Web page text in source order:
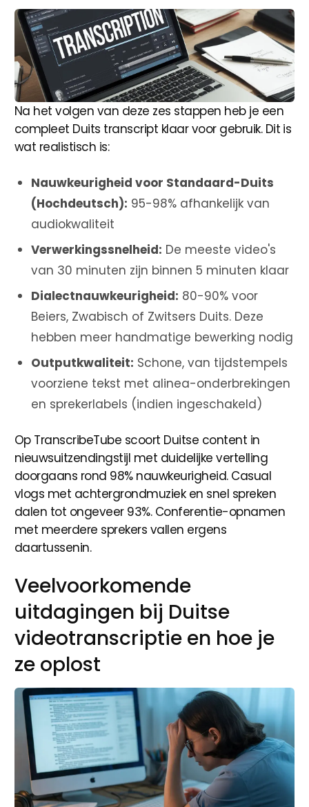
Na het volgen van deze zes stappen heb je een
compleet Duits transcript klaar voor gebruik. Dit is
wat realistisch is:
Nauwkeurigheid voor Standaard-Duits
(Hochdeutsch): 95-98% afhankelijk van
audiokwaliteit
Verwerkingssnelheid: De meeste video's
van 30 minuten zijn binnen 5 minuten klaar
Dialectnauwkeurigheid: 80-90% voor
Beiers, Zwabisch of Zwitsers Duits. Deze
hebben meer handmatige bewerking nodig
Outputkwaliteit: Schone, van tijdstempels
voorziene tekst met alinea-onderbrekingen
en sprekerlabels (indien ingeschakeld)
Op TranscribeTube scoort Duitse content in
nieuwsuitzendingstijl met duidelijke vertelling
doorgaans rond 98% nauwkeurigheid. Casual
vlogs met achtergrondmuziek en snel spreken
dalen tot ongeveer 93%. Conferentie-opnamen
met meerdere sprekers vallen ergens
daartussenin.
Veelvoorkomende
uitdagingen bij Duitse
videotranscriptie en hoe je
ze oplost